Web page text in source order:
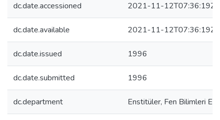
dc.date.accessioned 2021-11-12T07:36:19Z
dc.date.available 2021-11-12T07:36:19Z
dc.date.issued 1996
dc.date.submitted 1996
dc.department Enstitüler, Fen Bilimleri